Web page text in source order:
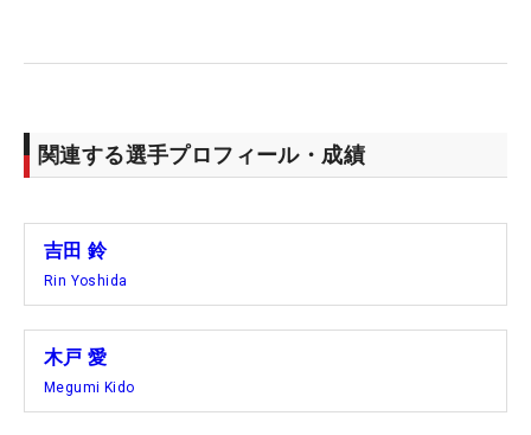
関連する選手プロフィール・成績
吉田 鈴
Rin Yoshida
木戸 愛
Megumi Kido